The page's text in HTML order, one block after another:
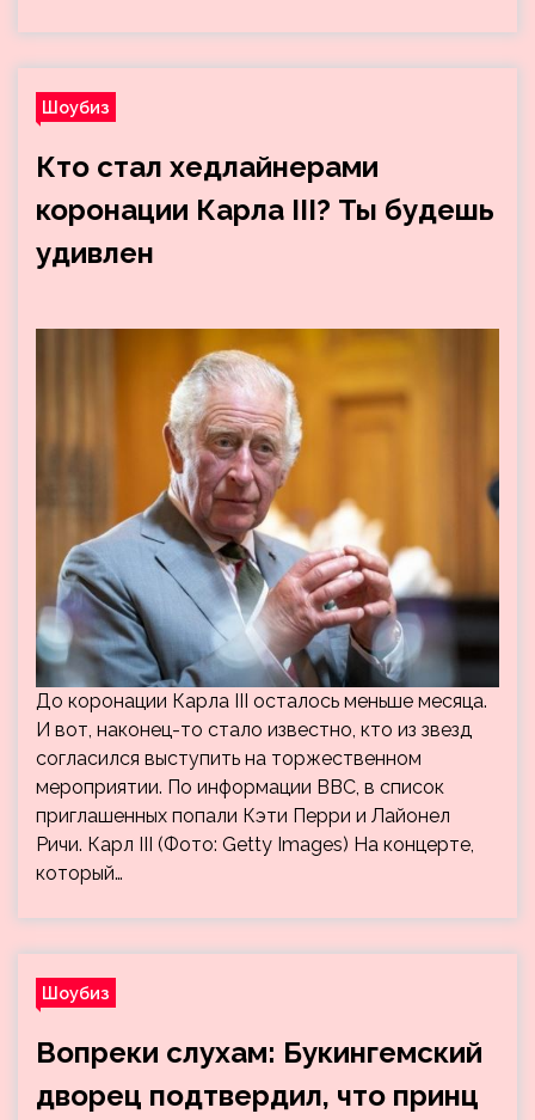
Шоубиз
Кто стал хедлайнерами
коронации Карла III? Ты будешь
удивлен
До коронации Карла III осталось меньше месяца.
И вот, наконец-то стало известно, кто из звезд
согласился выступить на торжественном
мероприятии. По информации BBC, в список
приглашенных попали Кэти Перри и Лайонел
Ричи. Карл III (Фото: Getty Images) На концерте,
который…
Шоубиз
Вопреки слухам: Букингемский
дворец подтвердил, что принц